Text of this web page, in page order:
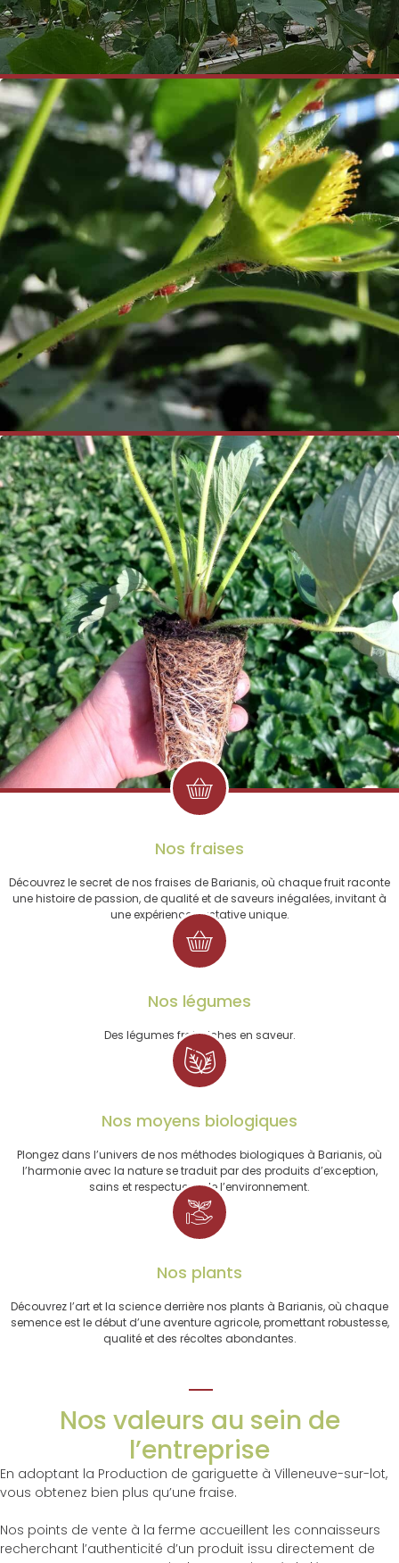
Nos fraises
Découvrez le secret de nos fraises de Barianis, où chaque fruit raconte
une histoire de passion, de qualité et de saveurs inégalées, invitant à
une expérience gustative unique.
Nos légumes
Des légumes frais riches en saveur.
Nos moyens biologiques
Plongez dans l’univers de nos méthodes biologiques à Barianis, où
l’harmonie avec la nature se traduit par des produits d’exception,
sains et respectueux de l’environnement.
Nos plants
Découvrez l’art et la science derrière nos plants à Barianis, où chaque
semence est le début d’une aventure agricole, promettant robustesse,
qualité et des récoltes abondantes.
Nos valeurs au sein de
l’entreprise
En adoptant la Production de gariguette à Villeneuve-sur-lot,
vous obtenez bien plus qu’une fraise.
Nos points de vente à la ferme accueillent les connaisseurs
recherchant l’authenticité d’un produit issu directement de